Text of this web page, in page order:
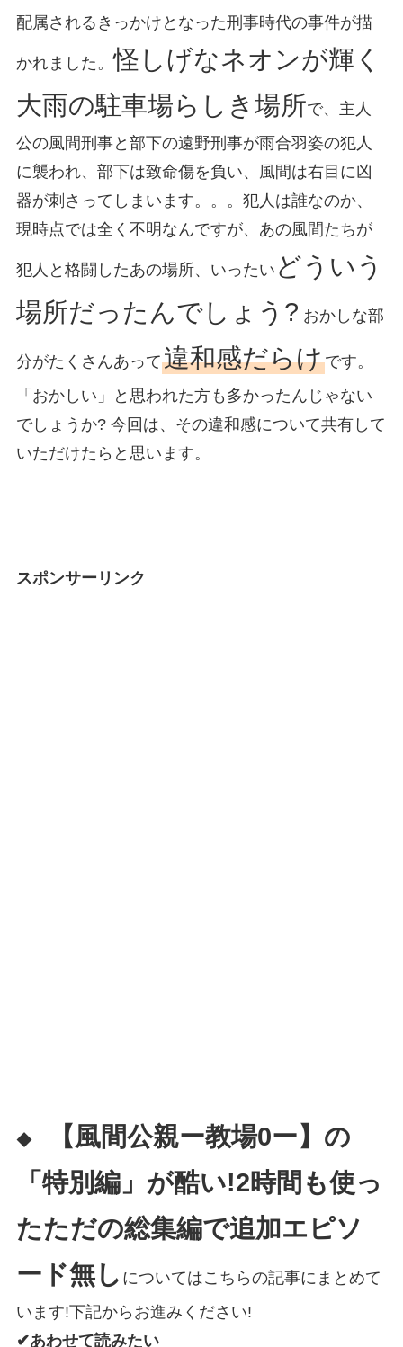
配属されるきっかけとなった刑事時代の事件が描
かれました。怪しげなネオンが輝く
大雨の駐車場らしき場所で、主人
公の風間刑事と部下の遠野刑事が雨合羽姿の犯人
に襲われ、部下は致命傷を負い、風間は右目に凶
器が刺さってしまいます。。。犯人は誰なのか、
現時点では全く不明なんですが、あの風間たちが
犯人と格闘したあの場所、いったい どういう
場所だったんでしょう? おかしな部
分がたくさんあって違和感だらけです。
「おかしい」と思われた方も多かったんじゃない
でしょうか? 今回は、その違和感について共有して
いただけたらと思います。
スポンサーリンク
◆
【風間公親ー教場0ー】の
「特別編」 が酷い!2時間も使っ
たただの総集編で追加エピソ
ード無し についてはこちらの記事にまとめて
います!下記からお進みください!
✔あわせて読みたい